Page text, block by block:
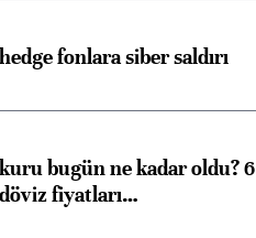
fonlara siber saldırı
bugün ne kadar oldu? 6
fiyatları…